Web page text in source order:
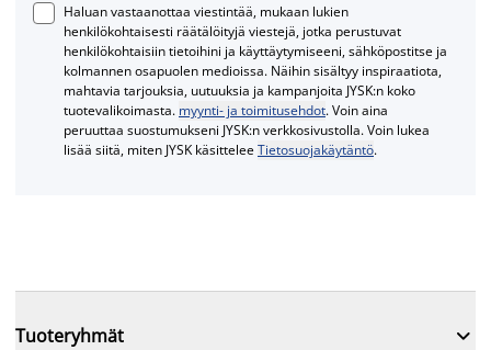
Haluan vastaanottaa viestintää, mukaan lukien
henkilökohtaisesti räätälöityjä viestejä, jotka perustuvat
henkilökohtaisiin tietoihini ja käyttäytymiseeni, sähköpostitse ja
kolmannen osapuolen medioissa. Näihin sisältyy inspiraatiota,
mahtavia tarjouksia, uutuuksia ja kampanjoita JYSK:n koko
tuotevalikoimasta. myynti- ja toimitusehdot. Voin aina
peruuttaa suostumukseni JYSK:n verkkosivustolla. Voin lukea
lisää siitä, miten JYSK käsitteleeTietosuojakäytäntö.
Tuoteryhmät 